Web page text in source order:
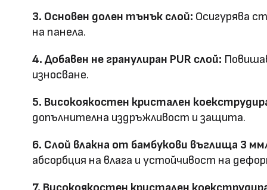
Оценка за
ефективност
Клас на горимост
Предимства водоустойчив &
снаждане
Фрезовано снаждане /
профил
3. Основен долен тънък слой: Осигурява
на панела.
4. Добавен не гранулиран PUR слой:
износване.
5. Високоякостен кристален
допълнителна издръжливост и защита.
6. Слой влакна от бамбукови въглища 3
абсорбция на влага и устойчивост на